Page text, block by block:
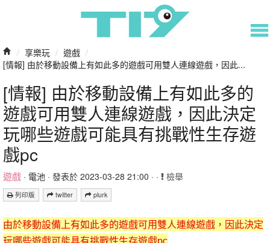
/ 享樂玩 / 遊戲 /
[情報] 由於移動設備上有如此多的遊戲可用雙人連線遊戲，因此...
[情報] 由於移動設備上有如此多的
遊戲可用雙人連線遊戲，因此決定
玩哪些遊戲可能具有挑戰性生存遊
戲pc
遊戲 · 電池 · 發表於 2023-03-28 21:00 · · 檢舉
列印版 twitter plurk
由於移動設備上有如此多的遊戲可用雙人連線遊戲，因此決定
玩哪些遊戲可能具有挑戰性生存遊戲pc